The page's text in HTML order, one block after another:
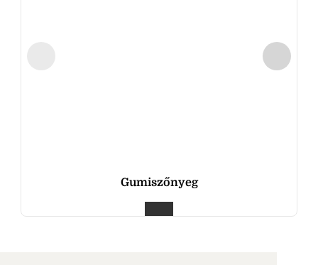
Gumiszőnyeg